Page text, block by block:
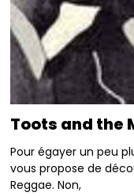
Toots and the
Pour égayer un peu
vous propose de
Reggae. Non,